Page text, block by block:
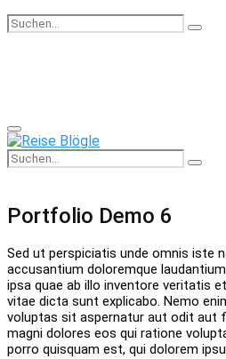
Search
Search
Primary
Menu
Search
for:
Search
Portfolio Demo 6
Sed ut perspiciatis unde omnis iste
accusantium doloremque
ipsa quae ab illo inventore veritatis
vitae dicta sunt explicabo. Nemo
voluptas sit aspernatur aut odit aut
magni dolores eos qui ratione
porro quisquam est, qui dolorem